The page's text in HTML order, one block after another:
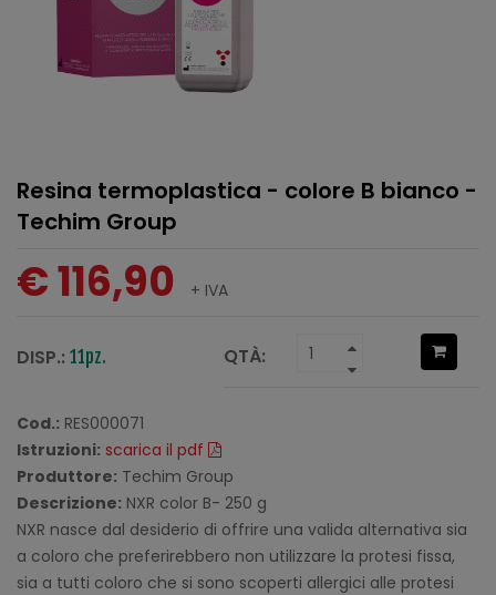
Resina termoplastica - colore B bianco -
Techim Group
€ 116,90 + IVA
DISP.: 11pz. QTÀ:
Cod.: RES000071
Istruzioni: scarica il pdf
Produttore: Techim Group
Descrizione: NXR color B- 250 g
NXR nasce dal desiderio di offrire una valida alternativa sia
a coloro che preferirebbero non utilizzare la protesi fissa,
sia a tutti coloro che si sono scoperti allergici alle protesi